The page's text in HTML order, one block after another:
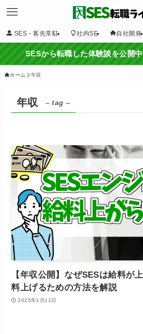
SES・客先常駐 社内SE 自社開発
SESから転職した体験談を公開
ホーム 年収
年収 – tag –
【年収公開】なぜSESは給料が
料上げるための方法を解説
2025年1月11日